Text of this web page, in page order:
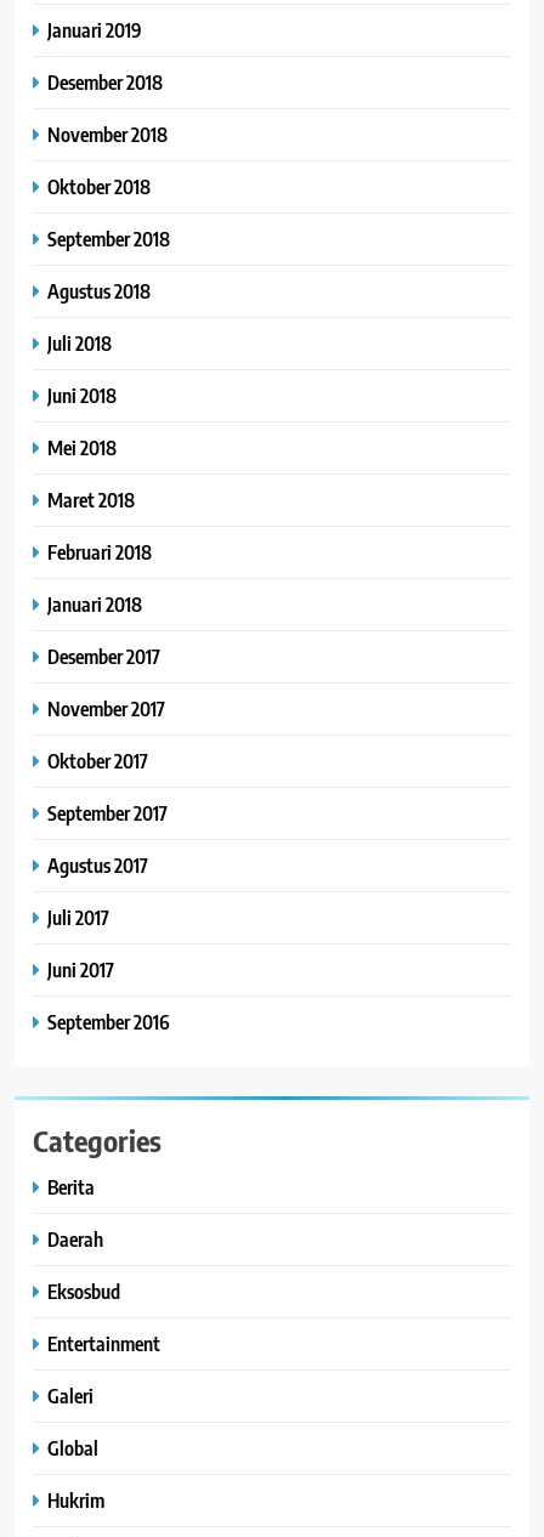
Januari 2019
Desember 2018
November 2018
Oktober 2018
September 2018
Agustus 2018
Juli 2018
Juni 2018
Mei 2018
Maret 2018
Februari 2018
Januari 2018
Desember 2017
November 2017
Oktober 2017
September 2017
Agustus 2017
Juli 2017
Juni 2017
September 2016
Categories
Berita
Daerah
Eksosbud
Entertainment
Galeri
Global
Hukrim